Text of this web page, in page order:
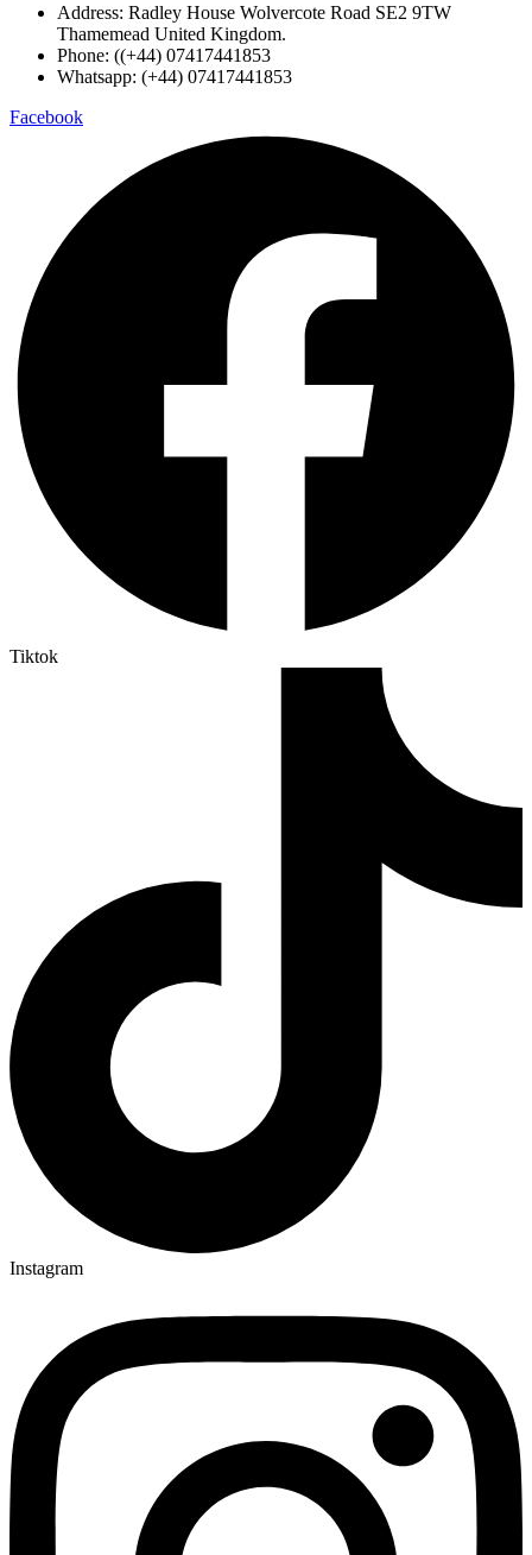
Address: Radley House Wolvercote Road SE2 9TW
Thamemead United Kingdom.
Phone: ((+44) 07417441853
Whatsapp: (+44) 07417441853
Facebook
Tiktok
Instagram